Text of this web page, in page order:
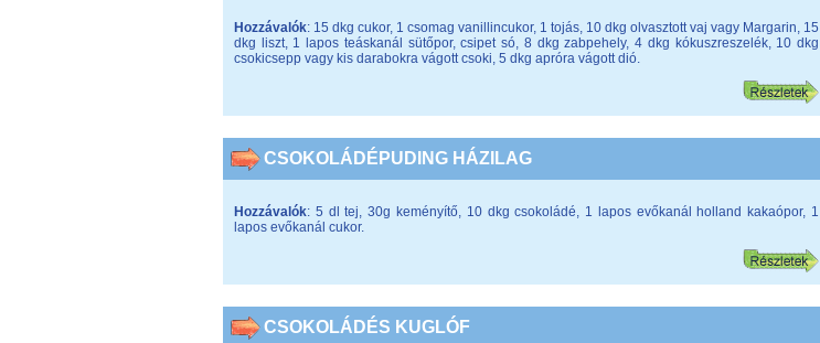
Hozzávalók: 15 dkg cukor, 1 csomag vanillincukor, 1 tojás, 10 dkg olvasztott vaj vagy Margarin, 15
dkg liszt, 1 lapos teáskanál sütőpor, csipet só, 8 dkg zabpehely, 4 dkg kókuszreszelék, 10 dkg
csokicsepp vagy kis darabokra vágott csoki, 5 dkg apróra vágott dió.
CSOKOLÁDÉPUDING HÁZILAG
Hozzávalók: 5 dl tej, 30g keményítő, 10 dkg csokoládé, 1 lapos evőkanál holland kakaópor, 1
lapos evőkanál cukor.
CSOKOLÁDÉS KUGLÓF